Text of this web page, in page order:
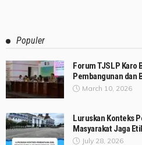
Populer
Forum TJSLP Karo
Pembangunan dan
March 10, 2026
Luruskan Konteks
Masyarakat Jaga
July 28, 2026